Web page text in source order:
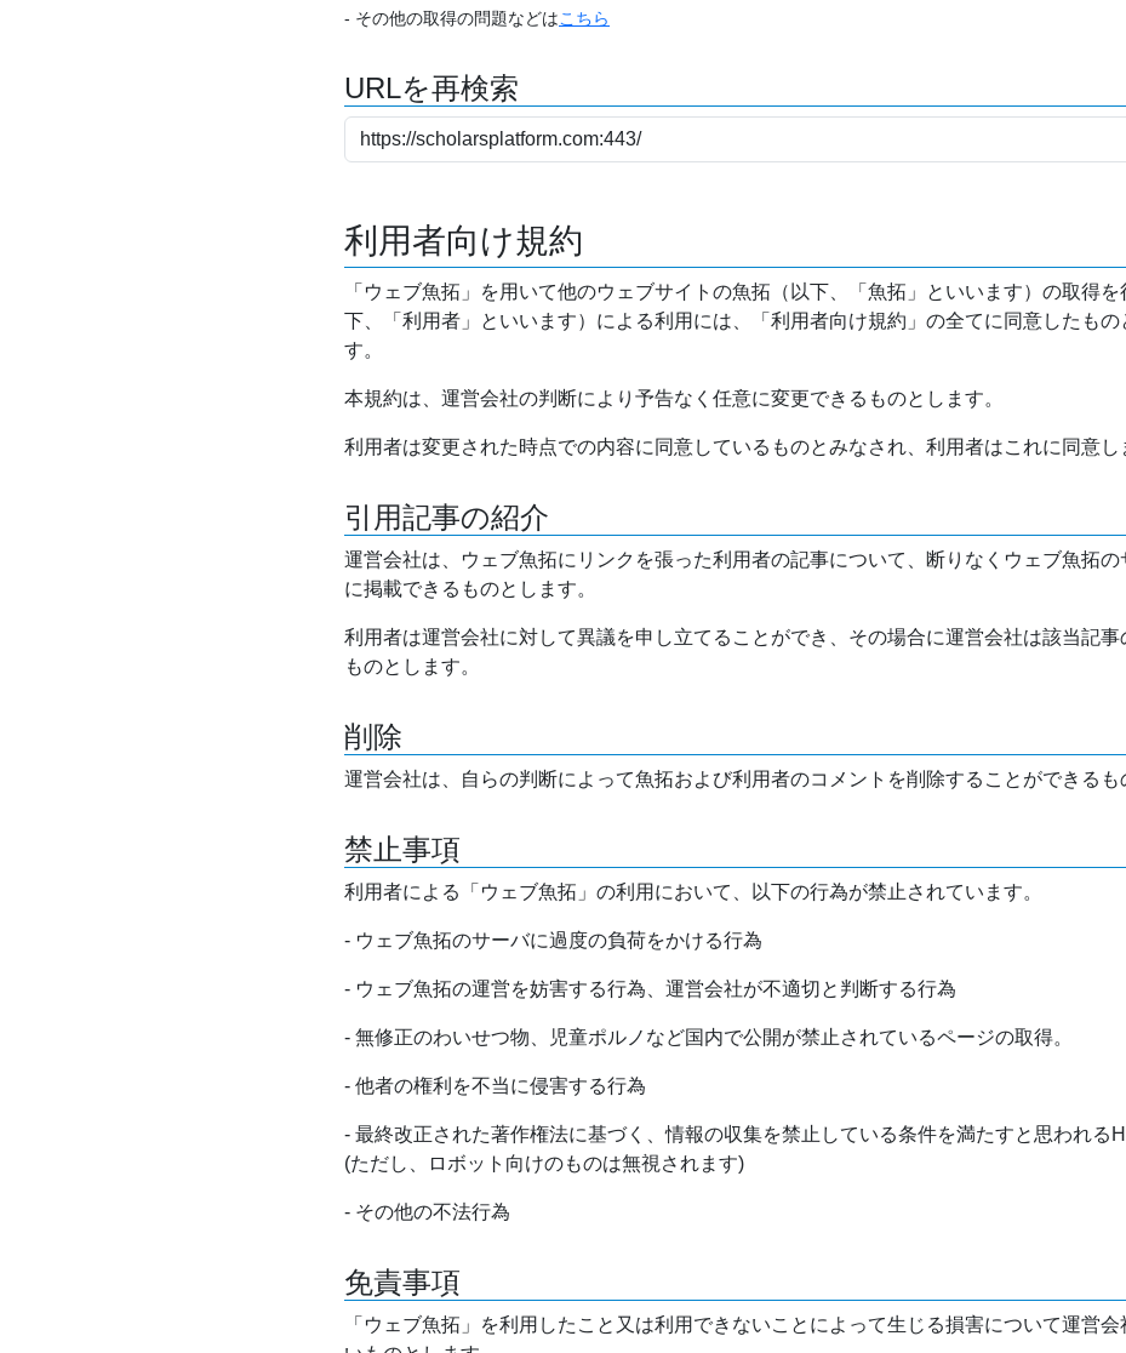
- その他の取得の問題などはこちら
URLを再検索
利用者向け規約
「ウェブ魚拓」を用いて他のウェブサイトの魚拓（以下、「魚拓」といいます）の取得を
下、「利用者」といいます）による利用には、「利用者向け規約」の全てに同意したもの
す。
本規約は、運営会社の判断により予告なく任意に変更できるものとします。
利用者は変更された時点での内容に同意しているものとみなされ、利用者はこれに同意し
引用記事の紹介
運営会社は、ウェブ魚拓にリンクを張った利用者の記事について、断りなくウェブ魚拓の
に掲載できるものとします。
利用者は運営会社に対して異議を申し立てることができ、その場合に運営会社は該当記事
ものとします。
削除
運営会社は、自らの判断によって魚拓および利用者のコメントを削除することができるも
禁止事項
利用者による「ウェブ魚拓」の利用において、以下の行為が禁止されています。
- ウェブ魚拓のサーバに過度の負荷をかける行為
- ウェブ魚拓の運営を妨害する行為、運営会社が不適切と判断する行為
- 無修正のわいせつ物、児童ポルノなど国内で公開が禁止されているページの取得。
- 他者の権利を不当に侵害する行為
- 最終改正された著作権法に基づく、情報の収集を禁止している条件を満たすと思われる
(ただし、ロボット向けのものは無視されます)
- その他の不法行為
免責事項
「ウェブ魚拓」を利用したこと又は利用できないことによって生じる損害について運営